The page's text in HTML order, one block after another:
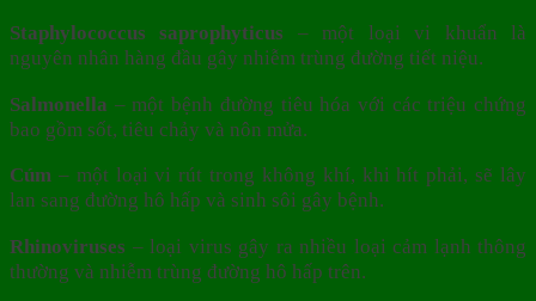
Staphylococcus saprophyticus – một loại vi khuẩn là
nguyên nhân hàng đầu gây nhiễm trùng đường tiết niệu.
Salmonella – một bệnh đường tiêu hóa với các triệu chứng
bao gồm sốt, tiêu chảy và nôn mửa.
Cúm – một loại vi rút trong không khí, khi hít phải, sẽ lây
lan sang đường hô hấp và sinh sôi gây bệnh.
Rhinoviruses – loại virus gây ra nhiều loại cảm lạnh thông
thường và nhiễm trùng đường hô hấp trên.